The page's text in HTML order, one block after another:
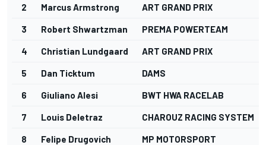
2 Marcus Armstrong ART GRAND PRIX
3 Robert Shwartzman PREMA POWERTEAM
4 Christian Lundgaard ART GRAND PRIX
5 Dan Ticktum DAMS
6 Giuliano Alesi BWT HWA RACELAB
7 Louis Deletraz CHAROUZ RACING SYSTEM
8 Felipe Drugovich MP MOTORSPORT